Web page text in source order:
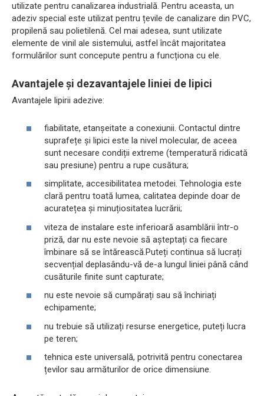
utilizate pentru canalizarea industrială. Pentru aceasta, un
adeziv special este utilizat pentru țevile de canalizare din PVC,
propilenă sau polietilenă. Cel mai adesea, sunt utilizate
elemente de vinil ale sistemului, astfel încât majoritatea
formulărilor sunt concepute pentru a funcționa cu ele.
Avantajele și dezavantajele liniei de lipici
Avantajele lipirii adezive:
fiabilitate, etanșeitate a conexiunii. Contactul dintre
suprafețe și lipici este la nivel molecular, de aceea
sunt necesare condiții extreme (temperatură ridicată
sau presiune) pentru a rupe cusătura;
simplitate, accesibilitatea metodei. Tehnologia este
clară pentru toată lumea, calitatea depinde doar de
acuratețea și minuțiositatea lucrării;
viteza de instalare este inferioară asamblării într-o
priză, dar nu este nevoie să așteptați ca fiecare
îmbinare să se întărească.Puteți continua să lucrați
secvențial deplasându-vă de-a lungul liniei până când
cusăturile finite sunt capturate;
nu este nevoie să cumpărați sau să închiriați
echipamente;
nu trebuie să utilizați resurse energetice, puteți lucra
pe teren;
tehnica este universală, potrivită pentru conectarea
țevilor sau armăturilor de orice dimensiune.